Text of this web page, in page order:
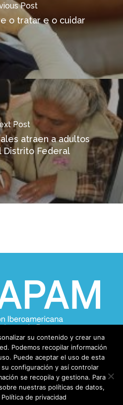
Post
o tratar e o cuidar
Post
atraen a adultos
Distrito Federal
su contenido y crear una
Podemos recopilar información
Puede aceptar el uso de esta
configuración y así controlar
se recopila y gestiona. Para
nuestras políticas de datos,
de privacidad